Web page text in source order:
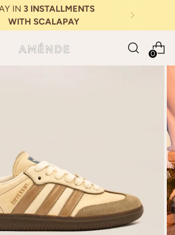
0
EXTRA 10% DISCOUNT
ABOVE €350